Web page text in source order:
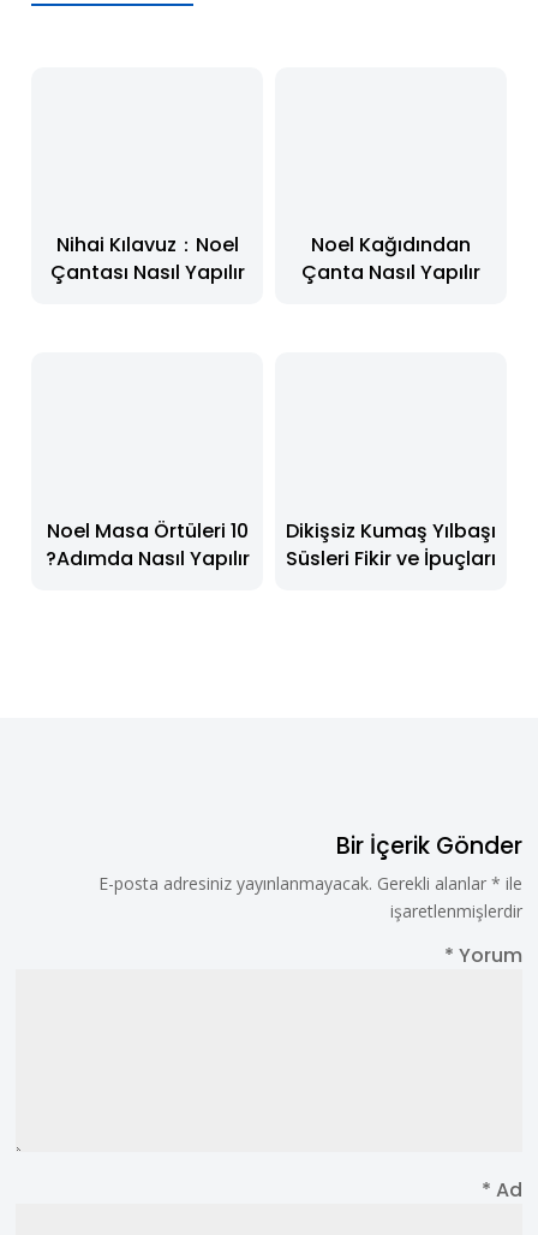
Noel Kağıdından
Çanta Nasıl Yapılır
Nihai Kılavuz：Noel
Çantası Nasıl Yapılır
Dikişsiz Kumaş Yılbaşı
Süsleri Fikir ve İpuçları
Noel Masa Örtüleri 10
Adımda Nasıl Yapılır?
Bir İçerik Gönder
E-posta adresiniz yayınlanmayacak. Gerekli alanlar * ile
işaretlenmişlerdir
Yorum
*
Ad
*